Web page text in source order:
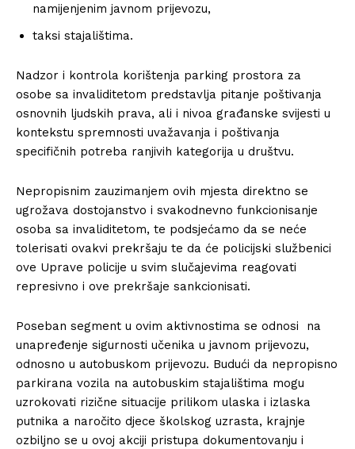
namijenjenim javnom prijevozu,
taksi stajalištima.
Nadzor i kontrola korištenja parking prostora za
osobe sa invaliditetom predstavlja pitanje poštivanja
osnovnih ljudskih prava, ali i nivoa građanske svijesti u
kontekstu spremnosti uvažavanja i poštivanja
specifičnih potreba ranjivih kategorija u društvu.
Nepropisnim zauzimanjem ovih mjesta direktno se
ugrožava dostojanstvo i svakodnevno funkcionisanje
osoba sa invaliditetom, te podsjećamo da se neće
tolerisati ovakvi prekršaju te da će policijski službenici
ove Uprave policije u svim slučajevima reagovati
represivno i ove prekršaje sankcionisati.
Poseban segment u ovim aktivnostima se odnosi na
unapređenje sigurnosti učenika u javnom prijevozu,
odnosno u autobuskom prijevozu. Budući da nepropisno
parkirana vozila na autobuskim stajalištima mogu
uzrokovati rizične situacije prilikom ulaska i izlaska
putnika a naročito djece školskog uzrasta, krajnje
ozbiljno se u ovoj akciji pristupa dokumentovanju i